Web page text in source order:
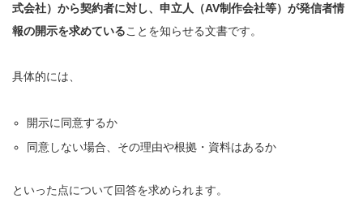
式会社）から契約者に対し、申立人（AV制作会社等）が発信者情
報の開示を求めていることを知らせる文書です。
具体的には、
開示に同意するか
同意しない場合、その理由や根拠・資料はあるか
といった点について回答を求められます。